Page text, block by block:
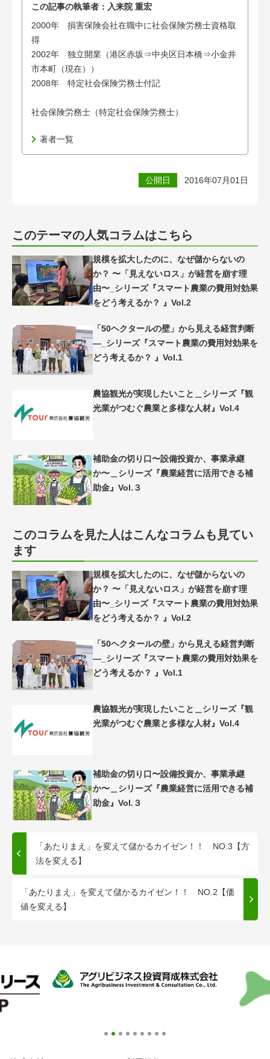
この記事の執筆者： 入来院 重宏
2000年 損害保険会社在職中に社会保険労務士資格取
得
2002年 独立開業（港区赤坂⇒中央区日本橋⇒小金井
市本町（現在））
2008年 特定社会保険労務士付記
社会保険労務士（特定社会保険労務士）
著者一覧
公開日 2016年07月01日
このテーマの人気コラムはこちら
規模を拡大したのに、なぜ儲からないの
か？ 〜「見えないロス」が経営を崩す理
由〜_シリーズ『スマート農業の費用対効果
をどう考えるか？ 』Vol.2
「50ヘクタールの壁」から見える経営判断
―_シリーズ『スマート農業の費用対効果を
どう考えるか？ 』Vol.1
農協観光が実現したいこと＿シリーズ『観
光業がつむぐ農業と多様な人材』Vol.4
補助金の切り口〜設備投資か、事業承継
か〜＿シリーズ『農業経営に活用できる補
助金』Vol.３
このコラムを見た人はこんなコラムも見てい
ます
規模を拡大したのに、なぜ儲からないの
か？ 〜「見えないロス」が経営を崩す理
由〜_シリーズ『スマート農業の費用対効果
をどう考えるか？ 』Vol.2
「50ヘクタールの壁」から見える経営判断
―_シリーズ『スマート農業の費用対効果を
どう考えるか？ 』Vol.1
農協観光が実現したいこと＿シリーズ『観
光業がつむぐ農業と多様な人材』Vol.4
補助金の切り口〜設備投資か、事業承継
か〜＿シリーズ『農業経営に活用できる補
助金』Vol.３
「あたりまえ」を変えて儲かるカイゼン！！ NO.3【方
法を変える】
「あたりまえ」を変えて儲かるカイゼン！！ NO.2【価
値を変える】